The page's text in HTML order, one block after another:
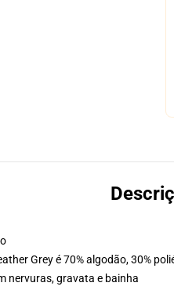
Grey é 70% algodão, 30%
nervuras, gravata e bainha